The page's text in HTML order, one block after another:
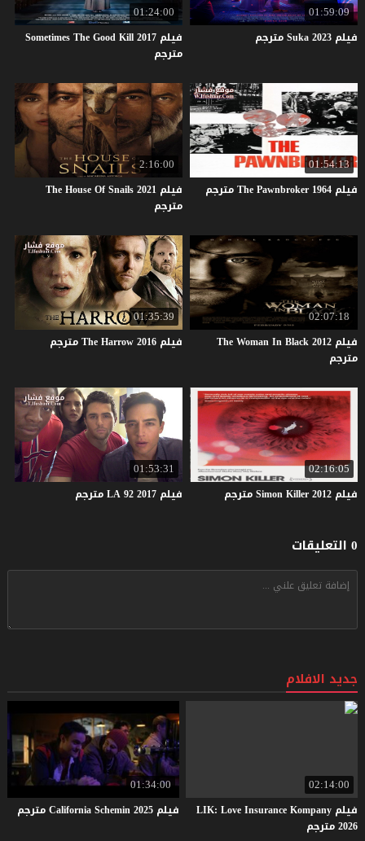
01:59:09
فيلم Suka2023 مترجم
01:24:00
فيلم Sometimes The Good Kill 2017
مترجم
01:54:13
فيلم ThePawnbroker 1964 مترجم
2:16:00
فيلم The House Of Snails 2021
مترجم
02:07:18
فيلم The Woman In Black 2012
مترجم
01:35:39
فيلم TheHarrow2016 مترجم
02:16:05
فيلم SimonKiller2012 مترجم
01:53:31
فيلم LA922017 مترجم
0 التعليقات
جديد الافلام
02:14:00
فيلم LIK: Love Insurance Kompany
2026 مترجم
01:34:00
فيلم CaliforniaSchemin2025 مترجم